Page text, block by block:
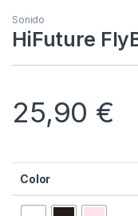
Sonido
HiFuture
25,90 €
Color